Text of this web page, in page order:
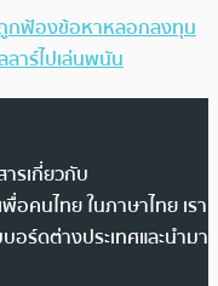
กฟ้องข้อหาหลอกลงทุน
าร์ไปเล่นพนัน
รเกี่ยวกับ
อคนไทย ในภาษาไทย เรา
อร์ดต่างประเทศและนำมา